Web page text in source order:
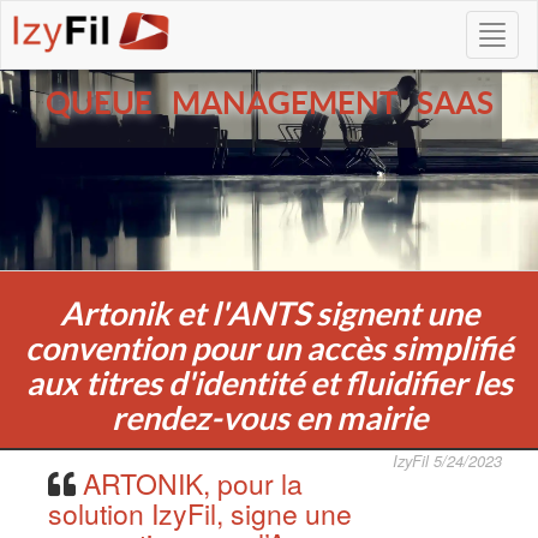
QUEUE MANAGEMENT SAAS
Artonik et l'ANTS signent une
convention pour un accès simplifié
aux titres d'identité et fluidifier les
rendez-vous en mairie
IzyFil 5/24/2023
ARTONIK, pour la
solution IzyFil, signe une